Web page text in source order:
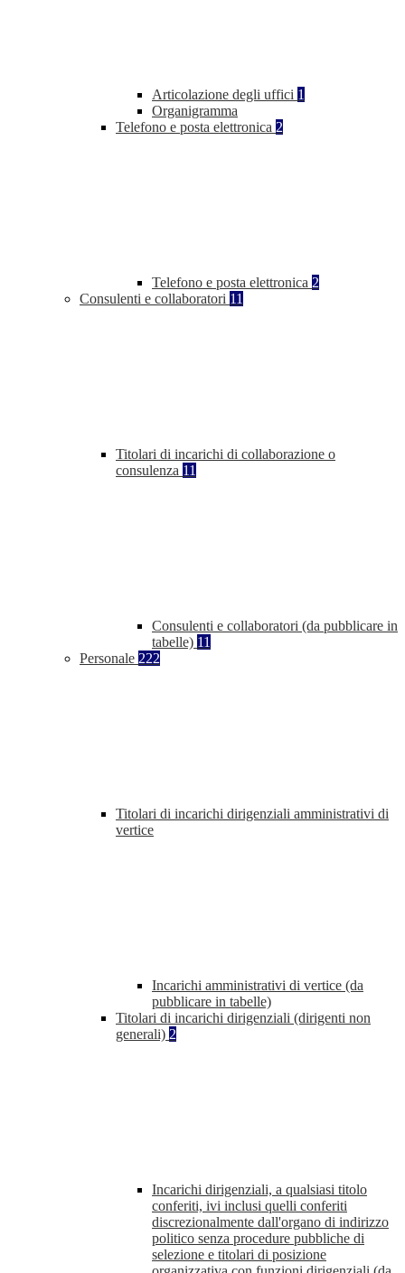
Articolazione degli uffici 1
Organigramma
Telefono e posta elettronica 2
Telefono e posta elettronica 2
Consulenti e collaboratori 11
Titolari di incarichi di collaborazione o
consulenza 11
Consulenti e collaboratori (da pubblicare in
tabelle) 11
Personale 222
Titolari di incarichi dirigenziali amministrativi di
vertice
Incarichi amministrativi di vertice (da
pubblicare in tabelle)
Titolari di incarichi dirigenziali (dirigenti non
generali) 2
Incarichi dirigenziali, a qualsiasi titolo
conferiti, ivi inclusi quelli conferiti
discrezionalmente dall'organo di indirizzo
politico senza procedure pubbliche di
selezione e titolari di posizione